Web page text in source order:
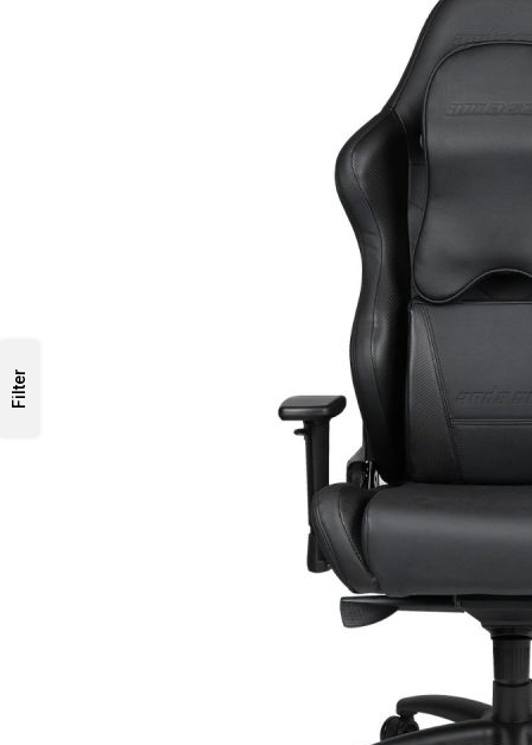
Filter